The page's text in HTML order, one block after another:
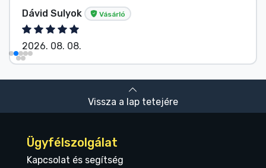
Sulyok Vásárló
08. 08.
Vissza a lap tetejére
Ügyfélszolgálat
Kapcsolat és segítség